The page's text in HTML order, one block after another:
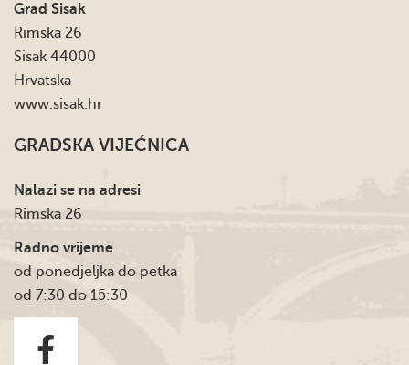
Grad Sisak
Rimska 26
Sisak 44000
Hrvatska
www.sisak.hr
GRADSKA VIJEĆNICA
Nalazi se na adresi
Rimska 26
Radno vrijeme
od ponedjeljka do petka
od 7:30 do 15:30